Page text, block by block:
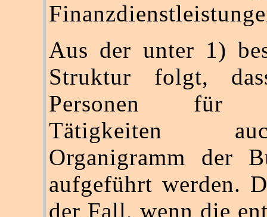
Aus der unter 1)
Struktur folgt,
Personen für
Tätigkeiten
Organigramm der
aufgeführt werden.
der Fall, wenn die